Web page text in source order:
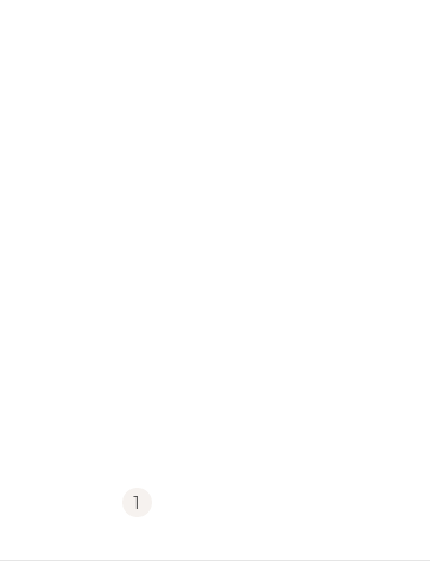
1